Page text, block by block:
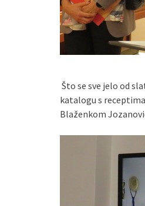
Što se sve jelo od
katalogu s
Blaženkom